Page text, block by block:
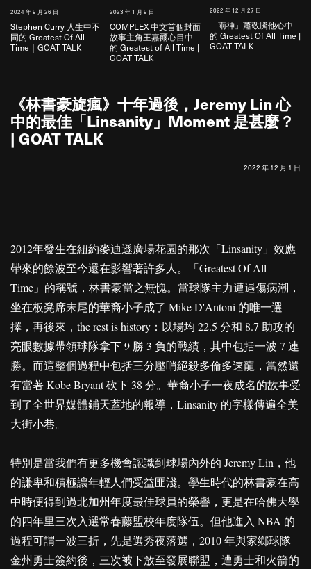
2024 年 9 月 26 日
Stephen Curry 人生中不
同的 Greatest Of All
Time｜GOAT TALK
2023 年 1 月 9 日
COMPLEX 中文首個封面
故事主角王嘉爾心目中
的 Greatest of All Time |
GOAT TALK
2022 年 12 月 27 日
「雨神」蕭敬騰他心中
的 Greatest Of All Time |
GOAT TALK
《林書豪旋瘋》十年過後，Jeremy Lin 心
中的最佳「Linsanity」Moment 是甚麼？
| GOAT TALK
2022 年 12 月 1 日
2012年發生在紐約麥迪遜廣場花園的那次「Linsanity」效應
帶來的餘波至今還在影響著許多人。「Greatest Of All
Time」的稱號，林書豪當之無愧。當球隊主力遭遇傷病潮，
坐在板凳席末尾的華裔小子成了 Mike D'Antoni 的唯一選
擇，再後來，the rest is history：以場均 22.5 分和 8.7 助攻的
亮眼數據帶領球隊拿下 9 勝 3 負的戰績，其中包括一波 7 連
勝。而這整個過程中包括三分壓哨絕殺多倫多速龍，當然還
有當著 Kobe Bryant 砍下 38 分。華裔小子一夜成名的故事受
到了全世界媒體鋪天蓋地的報導，Linsanity 的字樣傳遍全美
大街小巷。
特別是當我們有更多機會認識到球場內外的 Jeremy Lin，他
的謙卑和積極讓年輕人們受益匪淺。學生時代的林書豪在高
中時便得到過北加州年度最佳球員的榮譽，更是在哈佛大學
的四年里三次入選常春藤盟校年度隊伍。但他進入 NBA 的
過程可謂一波三折，先是選秀夜落選，2010 年與家鄉球隊
金州勇士簽約後，三次被下放至發展聯盟，遭勇士和火箭的